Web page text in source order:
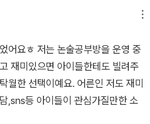
저주를 불러온다면? 차삼동
이 이루어진다’, ‘모든 일이 잘 풀리
돌아다니는 음원 영상들을 보고,
이질적인 배경 음악이 흐르는 모습
『행운음원』의 이야기를 떠올리게
비밀이 숨겨져 있어서, 소원을 비
않을까 하는 상상. 인터넷 세계의
어요ㅎ 저는 논술공부방을 운영 중
재미있으면 아이들한테도 빌려주
월한 선택이예요. 어른인 저도 재미
,sns등 아이들이 관심가질만한 소